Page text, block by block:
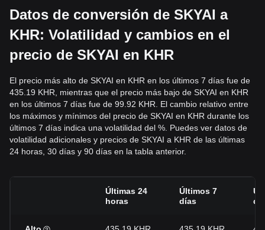
Datos de conversión de SKYAI a
KHR: Volatilidad y cambios en el
precio de SKYAI en KHR
El precio más alto de SKYAI en KHR en los últimos 7 días fue de
435.19 KHR, mientras que el precio más bajo de SKYAI en KHR
en los últimos 7 días fue de 99.92 KHR. El cambio relativo entre
los máximos y mínimos del precio de SKYAI en KHR durante los
últimos 7 días indica una volatilidad del %. Puedes ver datos de
volatilidad adicionales y precios de SKYAI a KHR de las últimas
24 horas, 30 días y 90 días en la tabla anterior.
Últimas 24
horas
Últimos 7
días